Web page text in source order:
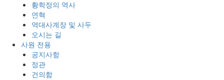
황학정의 역사
연혁
역대사계장 및 사두
오시는 길
사원 전용
공지사항
정관
건의함